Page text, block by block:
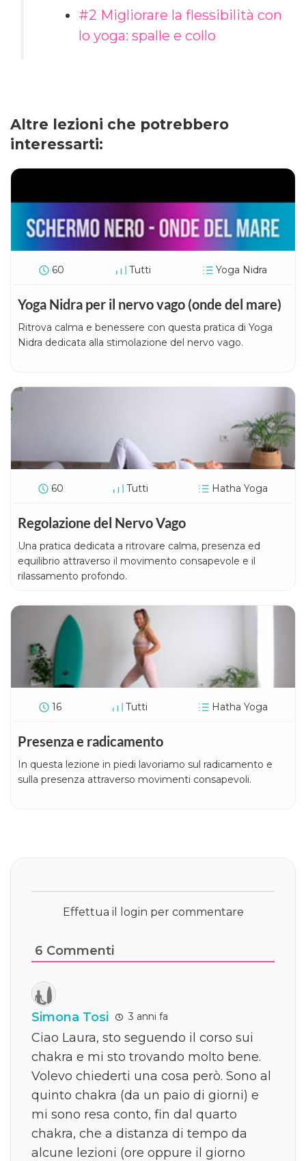
#2 Migliorare la flessibilità​ con
lo yoga: spalle e collo
Altre lezioni che potrebbero
interessarti:
60 Tutti Yoga Nidra
Yoga Nidra per il nervo vago (onde del mare)
Ritrova calma e benessere con questa pratica di Yoga
Nidra dedicata alla stimolazione del nervo vago.
60 Tutti Hatha Yoga
Regolazione del Nervo Vago
Una pratica dedicata a ritrovare calma, presenza ed
equilibrio attraverso il movimento consapevole e il
rilassamento profondo.
16 Tutti Hatha Yoga
Presenza e radicamento
In questa lezione in piedi lavoriamo sul radicamento e
sulla presenza attraverso movimenti consapevoli.
Effettua il login per commentare
6 Commenti
Simona Tosi 3 anni fa
Ciao Laura, sto seguendo il corso sui
chakra e mi sto trovando molto bene.
Volevo chiederti una cosa però. Sono al
quinto chakra (da un paio di giorni) e
mi sono resa conto, fin dal quarto
chakra, che a distanza di tempo da
alcune lezioni (ore oppure il giorno